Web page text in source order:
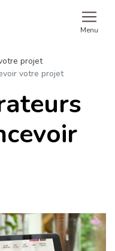
Menu
projet
votre projet